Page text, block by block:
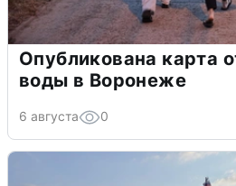
Опубликована карта
воды в Воронеже
6 августа 0